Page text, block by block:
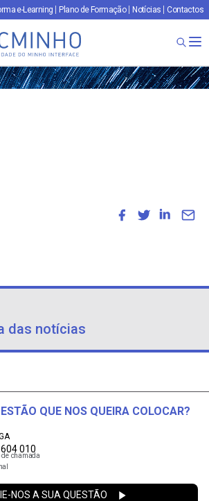
e-Learning Plano de Formação Notícias Contactos
das notícias
QUE NOS QUEIRA COLOCAR?
010
de chamada
NOS A SUA QUESTÃO